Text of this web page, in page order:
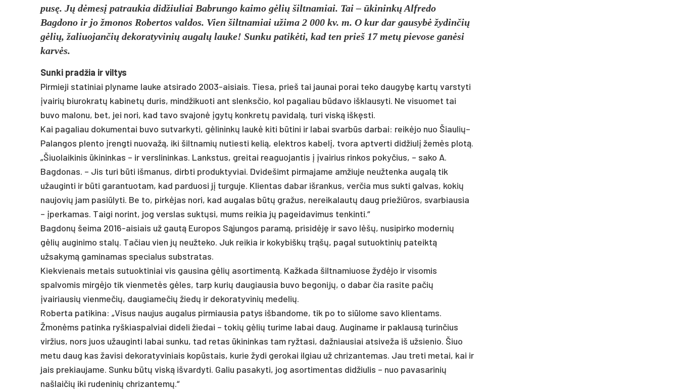
pusę. Jų dėmesį patraukia didžiuliai Babrungo kaimo gėlių šiltnamiai. Tai – ūkininkų Alfredo
Bagdono ir jo žmonos Robertos valdos. Vien šiltnamiai užima 2 000 kv. m. O kur dar gausybė žydinčių
gėlių, žaliuojančių dekoratyvinių augalų lauke! Sunku patikėti, kad ten prieš 17 metų pievose ganėsi
karvės.
Sun­ki pra­džia ir vil­tys
Pirmieji statiniai plyname lauke atsirado 2003-aisiais. Tiesa, prieš tai jaunai porai teko daugybę kartų varstyti
įvairių biurokratų kabinetų duris, mindžikuoti ant slenksčio, kol pagaliau būdavo išklausyti. Ne visuomet tai
buvo malonu, bet, jei nori, kad tavo svajonė įgytų konkretų pavidalą, turi viską iškęsti.
Kai pagaliau dokumentai buvo sutvarkyti, gėlininkų laukė kiti būtini ir labai svarbūs darbai: reikėjo nuo Šiaulių–
Palangos plento įrengti nuovažą, iki šiltnamių nutiesti kelią, elektros kabelį, tvora aptverti didžiulį žemės plotą.
„Šiuolaikinis ūkininkas – ir verslininkas. Lankstus, greitai reaguojantis į įvairius rinkos pokyčius, – sako A.
Bagdonas. – Jis turi būti išmanus, dirbti produktyviai. Dvidešimt pirmajame amžiuje neužtenka augalą tik
užauginti ir būti garantuotam, kad parduosi jį turguje. Klientas dabar išrankus, verčia mus sukti galvas, kokių
naujovių jam pasiūlyti. Be to, pirkėjas nori, kad augalas būtų gražus, nereikalautų daug priežiūros, svarbiausia
– įperkamas. Taigi norint, jog verslas suktųsi, mums reikia jų pageidavimus tenkinti.“
Bagdonų šeima 2016-aisiais už gautą Europos Sąjungos paramą, prisidėję ir savo lėšų, nusipirko modernių
gėlių auginimo stalų. Tačiau vien jų neužteko. Juk reikia ir kokybiškų trąšų, pagal sutuoktinių pateiktą
užsakymą gaminamas specialus substratas.
Kiekvienais metais sutuoktiniai vis gausina gėlių asortimentą. Kažkada šiltnamiuose žydėjo ir visomis
spalvomis mirgėjo tik vienmetės gėles, tarp kurių daugiausia buvo begonijų, o dabar čia rasite pačių
įvairiausių vienmečių, daugiamečių žiedų ir dekoratyvinių medelių.
Roberta patikina: „Visus naujus augalus pirmiausia patys išbandome, tik po to siūlome savo klientams.
Žmonėms patinka ryškiaspalviai dideli žiedai – tokių gėlių turime labai daug. Auginame ir paklausą turinčius
viržius, nors juos užauginti labai sunku, tad retas ūkininkas tam ryžtasi, dažniausiai atsiveža iš užsienio. Šiuo
metu daug kas žavisi dekoratyviniais kopūstais, kurie žydi gerokai ilgiau už chrizantemas. Jau treti metai, kai ir
jais prekiaujame. Sunku būtų viską išvardyti. Galiu pasakyti, jog asortimentas didžiulis – nuo pavasarinių
našlaičių iki rudeninių chrizantemų.“